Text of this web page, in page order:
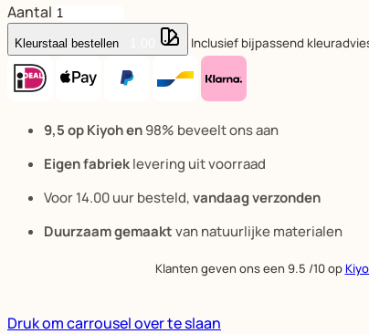
Aantal
Kleurstaal bestellen Inclusief bijpassend
9,5 op Kiyoh en98% beveelt ons aan
Eigen fabrieklevering uit voorraad
Voor 14.00 uur besteld,vandaag verzonden
Duurzaam gemaaktvan natuurlijke materialen
Klanten geven ons een 9.5 /10 op
Druk om carrousel over te slaan